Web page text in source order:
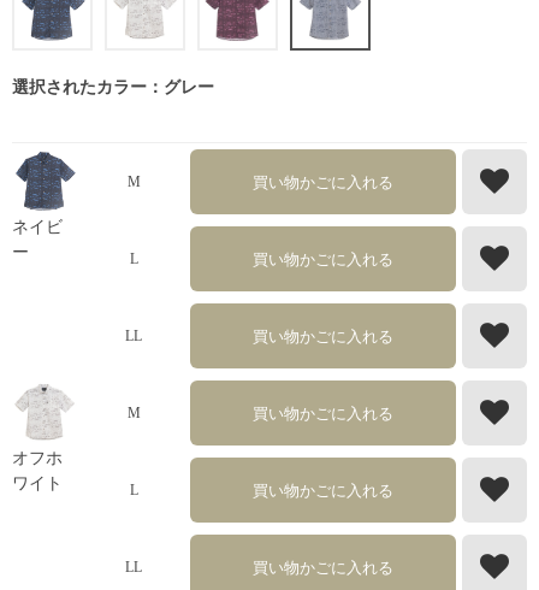
選択されたカラー：グレー
ネイビ
ー
M 買い物かごに入れる
L 買い物かごに入れる
LL 買い物かごに入れる
オフホ
ワイト
M 買い物かごに入れる
L 買い物かごに入れる
LL 買い物かごに入れる